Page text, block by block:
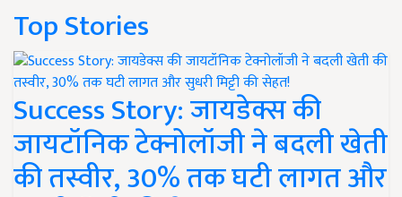
Top Stories
Success Story: जायडेक्स की
जायटॉनिक टेक्नोलॉजी ने बदली खेती
की तस्वीर, 30% तक घटी लागत और